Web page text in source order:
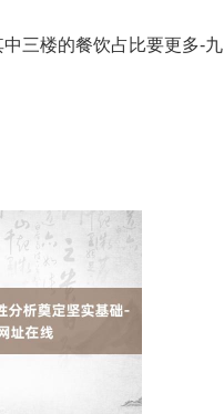
三楼的餐饮占比要更多-九